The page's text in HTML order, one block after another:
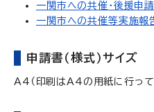
一関市への共催・後援申請
一関市への共催等実施報
申請書（様式）サイズ
A4（印刷はA4の用紙に行って